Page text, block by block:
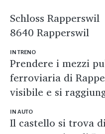
Schloss Rapperswil
8640 Rapperswil
IN TRENO
Prendere i mezzi
ferroviaria di
visibile e si
IN AUTO
Il castello si trova